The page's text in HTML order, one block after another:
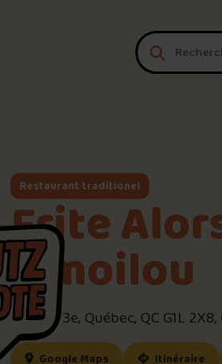
Restaurant traditionel
Frite
Limoilou
1201 Av. 3e, Québec, QC G1L
Google Maps (ce lien s’ouvrira
Itinéraire